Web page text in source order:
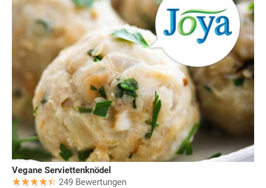
Vegane Serviettenknödel
249 Bewertungen